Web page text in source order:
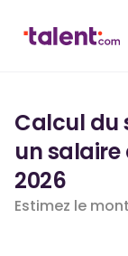
Calcul du
un salaire
2026
Estimez le